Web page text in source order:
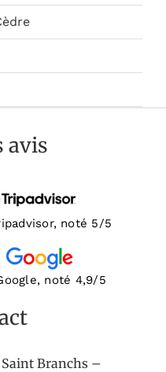
avis
noté 5/5
noté 4,9/5
Saint Branchs –